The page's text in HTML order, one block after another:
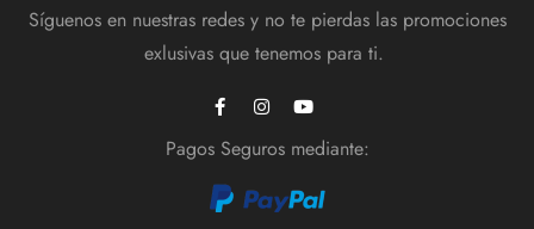
Síguenos en nuestras redes y no te pierdas las promociones
exlusivas que tenemos para ti.
Pagos Seguros mediante: